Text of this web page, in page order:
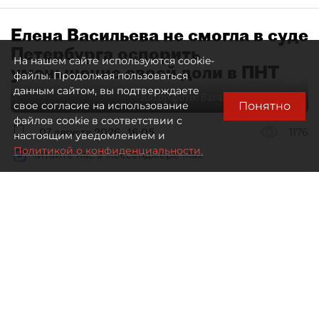
Елена Васильева не смогла в суде
Петербурга оспорить
уменьшение своей доли в ПНТ
Автор фото: Ваганов Антон / "ДП"
07 августа 2026 16:05
1176
Читайте нас в мессенджере Max
На нашем сайте используются cookie-
файлы. Продолжая пользоваться
данным сайтом, вы подтверждаете
свое согласие на использование
файлов cookie в соответствии с
настоящим уведомлением и
Политикой о конфиденциальности.
Понятно